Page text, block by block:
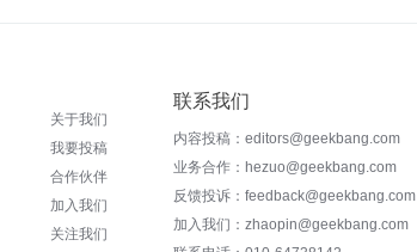
关于我们
我要投稿
合作伙伴
加入我们
关注我们
联系我们
内容投稿：editors@geekbang.com
业务合作：hezuo@geekbang.com
反馈投诉：feedback@geekbang.com
加入我们：zhaopin@geekbang.com